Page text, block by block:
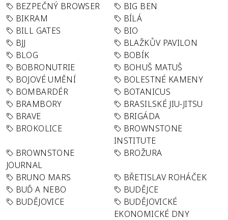
BEZPEČNÝ BROWSER
BIG BEN
BIKRAM
BÍLÁ
BILL GATES
BIO
BJJ
BLAŽKŮV PAVILON
BLOG
BOBÍK
BOBRONUTRIE
BOHUŠ MATUŠ
BOJOVÉ UMĚNÍ
BOLESTNÉ KAMENY
BOMBARDÉR
BOTANICUS
BRAMBORY
BRASILSKÉ JIU-JITSU
BRAVE
BRIGÁDA
BROKOLICE
BROWNSTONE
INSTITUTE
BROWNSTONE
JOURNAL
BROŽURA
BRUNO MARS
BŘETISLAV ROHÁČEK
BUĎ A NEBO
BUDĚJCE
BUDĚJOVICE
BUDĚJOVICKÉ
EKONOMICKÉ DNY